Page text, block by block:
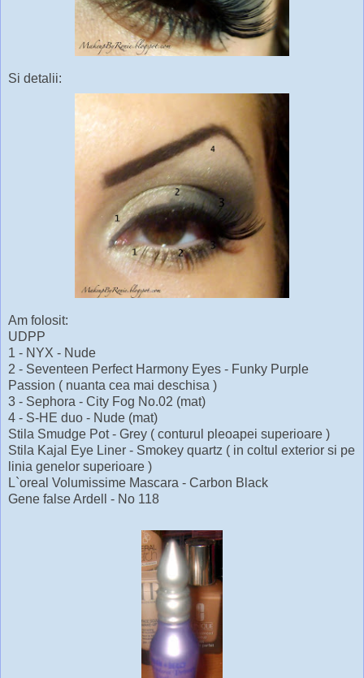
Si detalii:
Am folosit:
UDPP
1 - NYX - Nude
2 - Seventeen Perfect Harmony Eyes - Funky Purple
Passion ( nuanta cea mai deschisa )
3 - Sephora - City Fog No.02 (mat)
4 - S-HE duo - Nude (mat)
Stila Smudge Pot - Grey ( conturul pleoapei superioare )
Stila Kajal Eye Liner - Smokey quartz ( in coltul exterior si pe
linia genelor superioare )
L`oreal Volumissime Mascara - Carbon Black
Gene false Ardell - No 118